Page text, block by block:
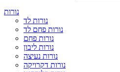
נורות
נורות לד
נורות פחם לד
נורות פחם
נורות ליבון
נורות נעיצה
נורות דקרויקה